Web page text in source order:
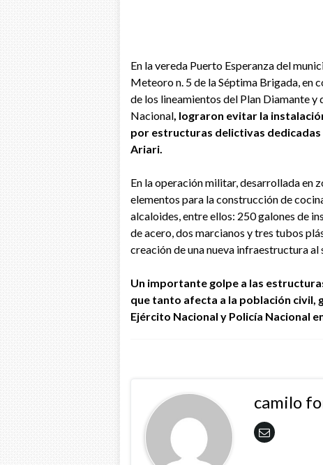
En la vereda Puerto Esperanza del
Meteoro n. 5 de la Séptima Brigada, en
de los lineamientos del Plan Diamante
Nacional, lograron evitar la
por estructuras delictivas
Ariari.
En la operación militar, desarrollada en
elementos para la construcción de
alcaloides, entre ellos: 250 galones de
de acero, dos marcianos y tres tubos
creación de una nueva infraestructura
Un importante golpe a las
que tanto afecta a la población
Ejército Nacional y Policía Nacional
camilo